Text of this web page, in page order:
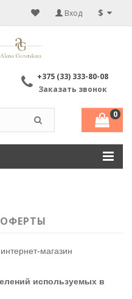
$
Вход
+375 (33) 333-80-08
Заказать звонок
0
магазин
используемых в